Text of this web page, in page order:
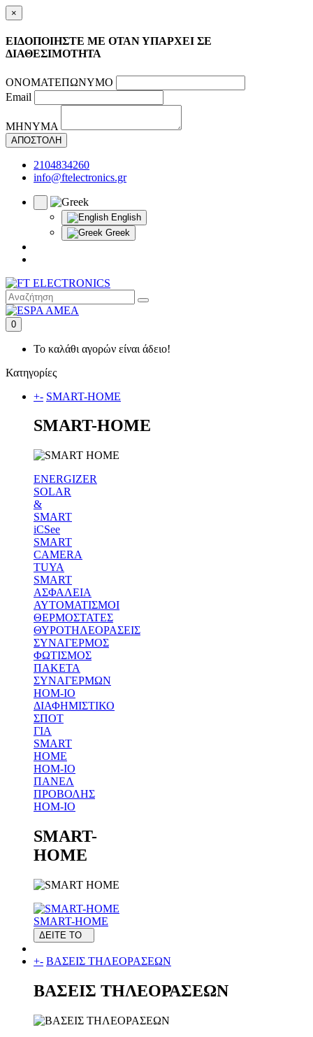
×
ΕΙΔΟΠΟΙΗΣΤΕ ΜΕ ΟΤΑΝ ΥΠΑΡΧΕΙ ΣΕ
ΔΙΑΘΕΣΙΜΟΤΗΤΑ
ΟΝΟΜΑΤΕΠΩΝΥΜΟ
Email
ΜΗΝΥΜΑ
ΑΠΟΣΤΟΛΗ
2104834260
info@ftelectronics.gr
English
Greek
0
Το καλάθι αγορών είναι άδειο!
Κατηγορίες
+- SMART-HOME
SMART-HOME
ENERGIZER
SOLAR
&
SMART
iCSee
SMART
CAMERA
TUYA
SMART
ΑΣΦΑΛΕΙΑ
ΑΥΤΟΜΑΤΙΣΜΟΙ
ΘΕΡΜΟΣΤΑΤΕΣ
ΘΥΡΟΤΗΛΕΟΡΑΣΕΙΣ
ΣΥΝΑΓΕΡΜΟΣ
ΦΩΤΙΣΜΟΣ
ΠΑΚΕΤΑ
ΣΥΝΑΓΕΡΜΩΝ
HOM-IO
ΔΙΑΦΗΜΙΣΤΙΚΟ
ΣΠΟΤ
ΓΙΑ
SMART
HOME
HOM-IO
ΠΑΝΕΛ
ΠΡΟΒΟΛΗΣ
HOM-IO
SMART-
HOME
SMART-HOME
ΔΕΙΤΕ ΤΟ
+- ΒΑΣΕΙΣ ΤΗΛΕΟΡΑΣΕΩΝ
ΒΑΣΕΙΣ ΤΗΛΕΟΡΑΣΕΩΝ